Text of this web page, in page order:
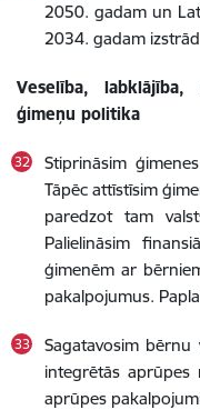
2050. gadam un
2034. gadam
Veselība,
ģimeņu politika
Stiprināsim
Tāpēc attīstīsim
paredzot tam
Palielināsim
ģimenēm ar
pakalpojumus.
Sagatavosim
integrētās aprūpes
aprūpes